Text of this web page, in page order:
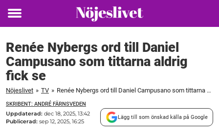
Toggle
Renée Nybergs ord till Daniel
Campusano som tittarna aldrig
fick se
Nöjeslivet » TV » Renée Nybergs ord till Daniel Campusano som tittarna aldrig fick se
SKRIBENT: ANDRÉ FÄRNSVEDEN
Uppdaterad: dec 18, 2025, 13:42
Publicerad: sep 12, 2025, 16:25
Lägg till som önskad källa på Google